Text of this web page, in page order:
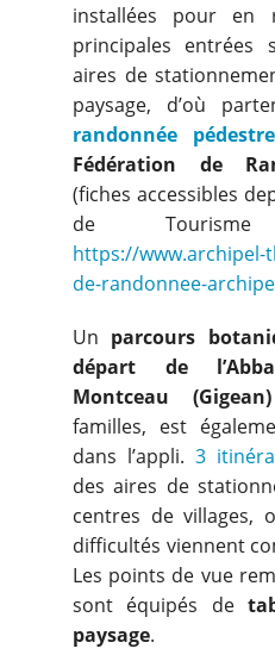
installées pour en
principales entrées
aires de
paysage, d’où
randonnée pédestre
Fédération de
(fiches accessibles
de Tourisme
https://
de-randonnee-
Un parcours
départ de
Montceau (Gigean)
familles, est
dans l’appli. 3
des aires de
centres de villages,
difficultés viennent
Les points de vue
sont équipés de
paysage.